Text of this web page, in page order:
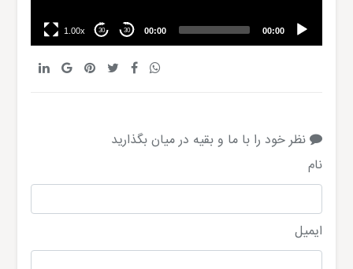
00:00
00:00
30
30
1.00x
نظر خود را با ما و بقیه در میان بگذارید
نام
ایمیل